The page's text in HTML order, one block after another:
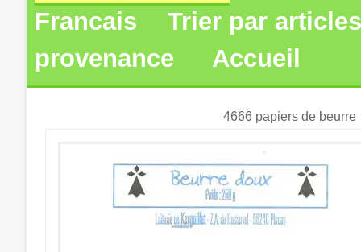
Francais
Trier par
provenance
Accueil
4666 papiers de beurre